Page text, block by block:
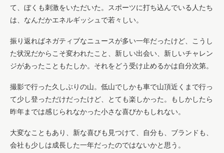
て、ぼくも刺激をいただいた。スポーツに打ち込んでいる人たち
は、なんだかエネルギッシュで若々しい。
振り返ればネガティブなニュースが多い一年だったけど、こうし
た状況だからこそ変われたこと、新しい出会い、新しいチャレン
ジがあったこともたしか。それをどう受け止めるかは自分次第。
撮影で行った久しぶりの山。低山でしかも車で山頂近くまで行っ
て少し登っただけだったけど、とても楽しかった。もしかしたら
昨年までは感じられなかった小さな喜びかもしれない。
大変なこともあり、新な喜びも見つけて、自分も、ブランドも、
会社も少しは成長した一年だったのではないかと思う。